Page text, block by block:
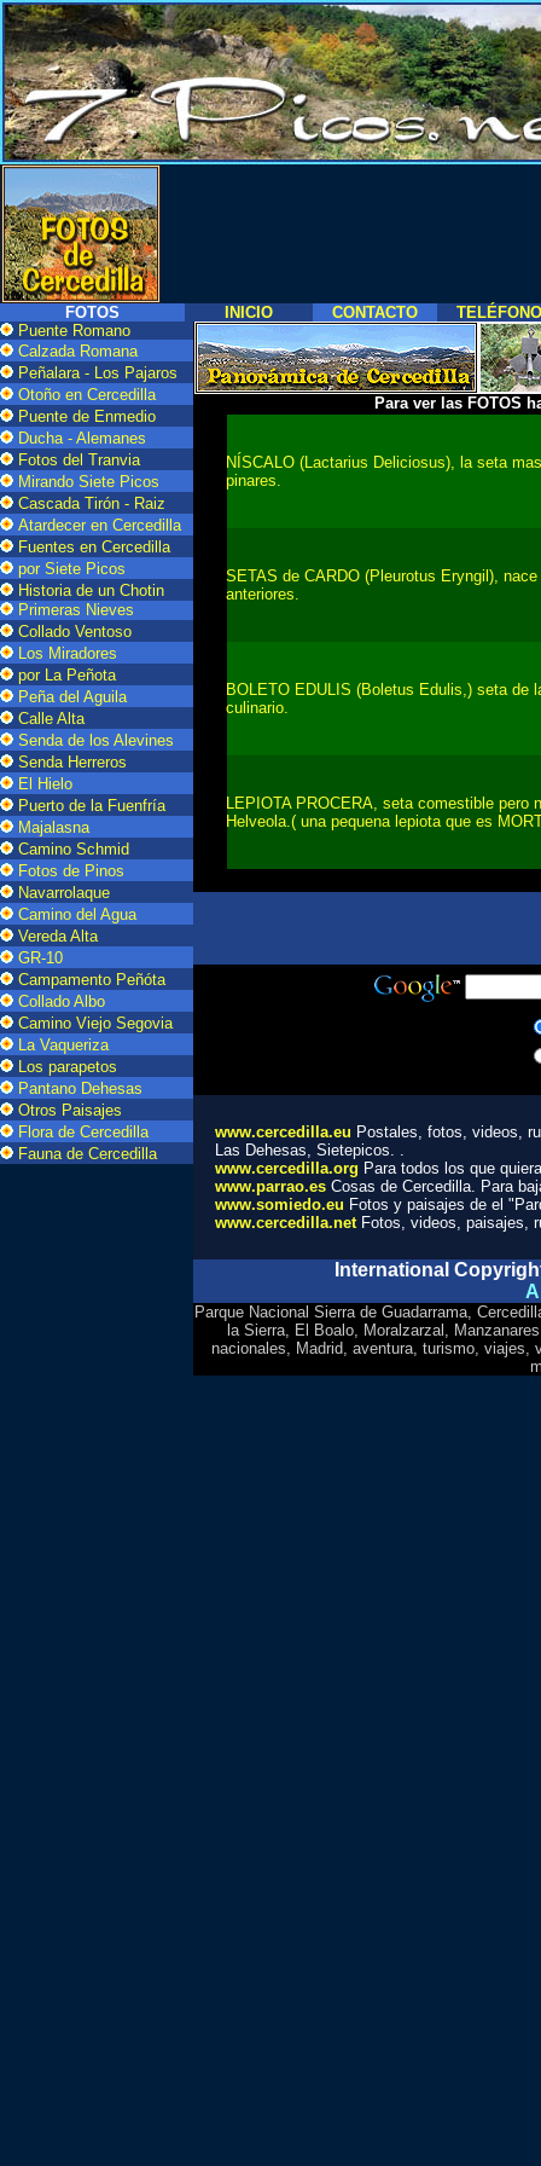
FOTOS INICIO CONTACTO
Puente Romano
Calzada Romana
Peñalara - Los Pajaros
Otoño en Cercedilla
Puente de Enmedio
Ducha - Alemanes
Fotos del Tranvia
Mirando Siete Picos
Cascada Tirón - Raiz
Atardecer en Cercedilla
Fuentes en Cercedilla
por Siete Picos
Historia de un Chotin
Primeras Nieves
Collado Ventoso
Los Miradores
por La Peñota
Peña del Aguila
Calle Alta
Senda de los Alevines
Senda Herreros
El Hielo
Puerto de la Fuenfría
Majalasna
Camino Schmid
Fotos de Pinos
Navarrolaque
Camino del Agua
Vereda Alta
GR-10
Campamento Peñóta
Collado Albo
Camino Viejo Segovia
La Vaqueriza
Los parapetos
Pantano Dehesas
Otros Paisajes
Flora de Cercedilla
Fauna de Cercedilla
Para ver las FOTOS
NÍSCALO (Lactarius Deliciosus), la seta
pinares.
SETAS de CARDO (Pleurotus Eryngil),
anteriores.
BOLETO EDULIS (Boletus Edulis,) seta de
culinario.
LEPIOTA PROCERA, seta comestible pero
Helveola.( una pequena lepiota que es
www.cercedilla.eu Postales, fotos, videos,
Las Dehesas, Sietepicos. .
www.cercedilla.org Para todos los que
www.parrao.es Cosas de Cercedilla. Para
www.somiedo.eu Fotos y paisajes de el
www.cercedilla.netFotos, videos, paisajes,
International
Parque Nacional Sierra de Guadarrama,
la Sierra, El Boalo, Moralzarzal,
nacionales, Madrid, aventura, turismo,